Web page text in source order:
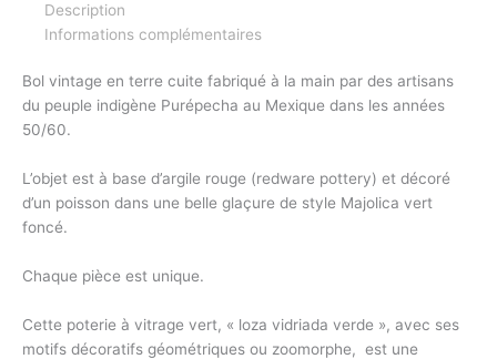
Description
Informations complémentaires
Bol vintage en terre cuite fabriqué à la main par des artisans
du peuple indigène Purépecha au Mexique dans les années
50/60.
L’objet est à base d’argile rouge (redware pottery) et décoré
d’un poisson dans une belle glaçure de style Majolica vert
foncé.
Chaque pièce est unique.
Cette poterie à vitrage vert, « loza vidriada verde », avec ses
motifs décoratifs géométriques ou zoomorphe, est une